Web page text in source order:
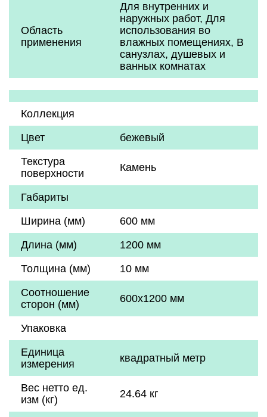
Область
применения
Для внутренних и
наружных работ, Для
использования во
влажных помещениях, В
санузлах, душевых и
ванных комнатах
Коллекция
Цвет
бежевый
Текстура
поверхности
Камень
Габариты
Ширина (мм)
600 мм
Длина (мм)
1200 мм
Толщина (мм)
10 мм
Соотношение
сторон (мм)
600x1200 мм
Упаковка
Единица
измерения
квадратный метр
Вес нетто ед.
изм (кг)
24.64 кг